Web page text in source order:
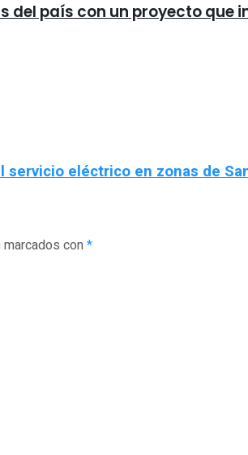
país con un proyecto que
eléctrico en zonas de
con*